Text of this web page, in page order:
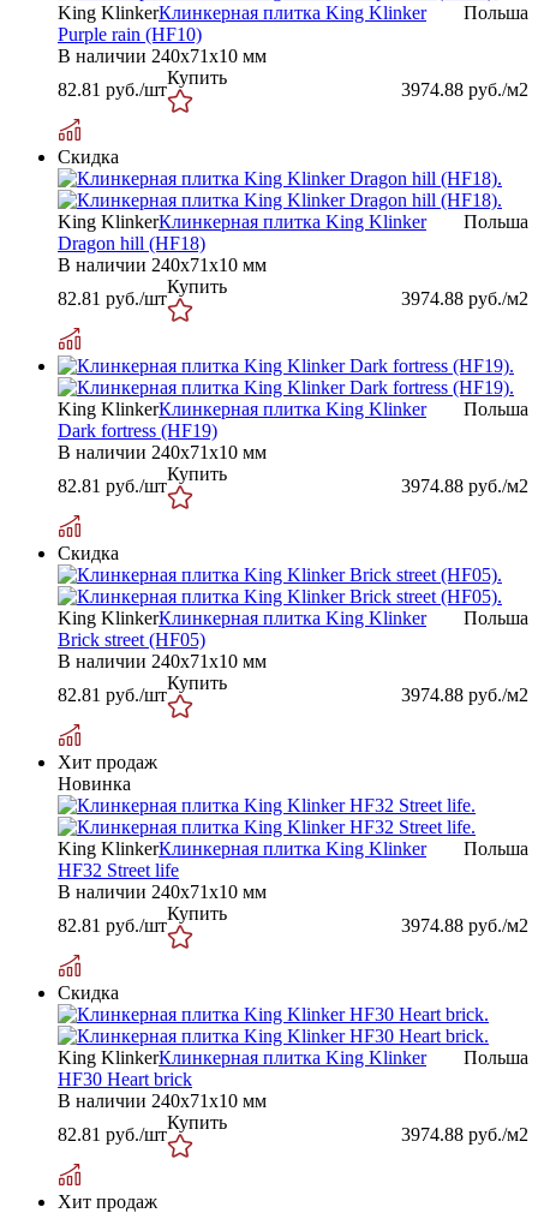
King Klinker Польша
Клинкерная плитка King Klinker
Purple rain (HF10)
В наличии 240х71х10 мм
82.81 руб./шт 3974.88 руб./м2
Купить
Скидка
King Klinker Польша
Клинкерная плитка King Klinker
Dragon hill (HF18)
В наличии 240х71х10 мм
82.81 руб./шт 3974.88 руб./м2
Купить
King Klinker Польша
Клинкерная плитка King Klinker
Dark fortress (HF19)
В наличии 240х71х10 мм
82.81 руб./шт 3974.88 руб./м2
Купить
Скидка
King Klinker Польша
Клинкерная плитка King Klinker
Brick street (HF05)
В наличии 240x71x10 мм
82.81 руб./шт 3974.88 руб./м2
Купить
Хит продаж
Новинка
King Klinker Польша
Клинкерная плитка King Klinker
HF32 Street life
В наличии 240x71x10 мм
82.81 руб./шт 3974.88 руб./м2
Купить
Скидка
King Klinker Польша
Клинкерная плитка King Klinker
HF30 Heart brick
В наличии 240x71x10 мм
82.81 руб./шт 3974.88 руб./м2
Купить
Хит продаж